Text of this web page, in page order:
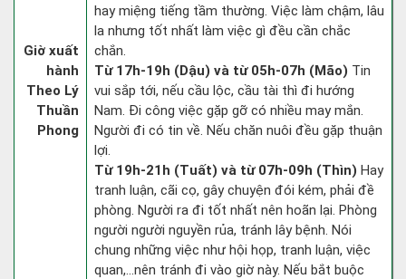
Giờ xuất
hành
Theo Lý
Thuần
Phong
hay miệng tiếng tầm thường. Việc làm chậm, lâu
la nhưng tốt nhất làm việc gì đều cần chắc
chắn.
Từ 17h-19h (Dậu) và từ 05h-07h (Mão) Tin
vui sắp tới, nếu cầu lộc, cầu tài thì đi hướng
Nam. Đi công việc gặp gỡ có nhiều may mắn.
Người đi có tin về. Nếu chăn nuôi đều gặp thuận
lợi.
Từ 19h-21h (Tuất) và từ 07h-09h (Thìn) Hay
tranh luận, cãi cọ, gây chuyện đói kém, phải đề
phòng. Người ra đi tốt nhất nên hoãn lại. Phòng
người người nguyền rủa, tránh lây bệnh. Nói
chung những việc như hội họp, tranh luận, việc
quan,…nên tránh đi vào giờ này. Nếu bắt buộc